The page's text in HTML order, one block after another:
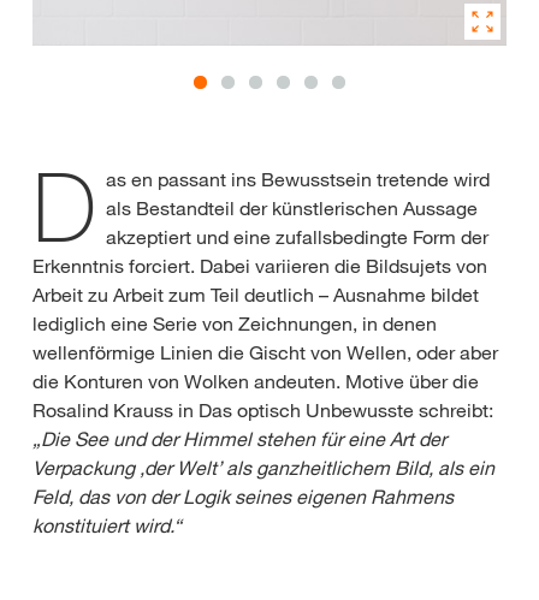
D as en passant ins Bewusstsein tretende wird
als Bestandteil der künstlerischen Aussage
akzeptiert und eine zufallsbedingte Form der
Erkenntnis forciert. Dabei variieren die Bildsujets von
Arbeit zu Arbeit zum Teil deutlich – Ausnahme bildet
lediglich eine Serie von Zeichnungen, in denen
wellenförmige Linien die Gischt von Wellen, oder aber
die Konturen von Wolken andeuten. Motive über die
Rosalind Krauss in Das optisch Unbewusste schreibt:
„Die See und der Himmel stehen für eine Art der
Verpackung ‚der Welt’ als ganzheitlichem Bild, als ein
Feld, das von der Logik seines eigenen Rahmens
konstituiert wird.“